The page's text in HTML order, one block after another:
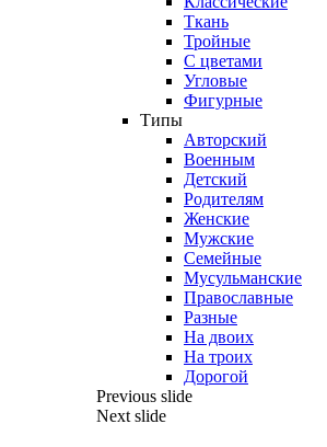
Ткань
Тройные
С цветами
Угловые
Фигурные
Типы
Авторский
Военным
Детский
Родителям
Женские
Мужские
Семейные
Мусульманские
Православные
Разные
На двоих
На троих
Дорогой
Previous slide
Next slide